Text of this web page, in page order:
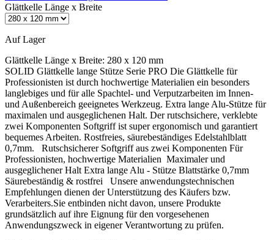
Glättkelle Länge x Breite
Auf Lager
Glättkelle Länge x Breite: 280 x 120 mm
SOLID Glättkelle lange Stütze Serie PRO Die Glättkelle für
Professionisten ist durch hochwertige Materialien ein besonders
langlebiges und für alle Spachtel- und Verputzarbeiten im Innen-
und Außenbereich geeignetes Werkzeug. Extra lange Alu-Stütze für
maximalen und ausgeglichenen Halt. Der rutschsichere, verklebte
zwei Komponenten Softgriff ist super ergonomisch und garantiert
bequemes Arbeiten. Rostfreies, säurebeständiges Edelstahlblatt
0,7mm. Rutschsicherer Softgriff aus zwei Komponenten Für
Professionisten, hochwertige Materialien Maximaler und
ausgeglichener Halt Extra lange Alu - Stütze Blattstärke 0,7mm
Säurebeständig & rostfrei Unsere anwendungstechnischen
Empfehlungen dienen der Unterstützung des Käufers bzw.
Verarbeiters.Sie entbinden nicht davon, unsere Produkte
grundsätzlich auf ihre Eignung für den vorgesehenen
Anwendungszweck in eigener Verantwortung zu prüfen.